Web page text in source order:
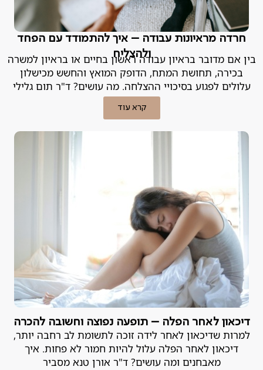
חרדה מראיונות עבודה – איך להתמודד עם הפחד
ולהצליח
בין אם מדובר בראיון עבודה ראשון בחיים או בראיון למשרה
בכירה, תחושת המתח, הדופק המואץ והחשש מכישלון
עלולים לפגוע בסיכויי ההצלחה. מה עושים? ד"ר תום גלילי
מסביר.
קרא עוד
דיכאון לאחר הפלה – תופעה נפוצה וחשובה להכרה
למרות שדיכאון לאחר לידה זוכה לתשומת לב רחבה יותר,
דיכאון לאחר הפלה עלול להיות חמור לא פחות. איך
מאבחנים ומה עושים? ד"ר אורן טנא מסביר